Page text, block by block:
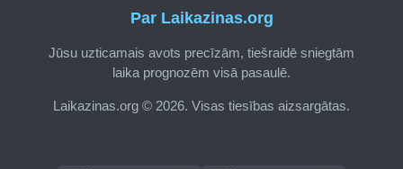
Par Laikazinas.org
Jūsu uzticamais avots precīzām, tiešraidē sniegtām
laika prognozēm visā pasaulē.
Laikazinas.org © 2026. Visas tiesības aizsargātas.